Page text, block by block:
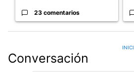
23 comentarios
Conversación